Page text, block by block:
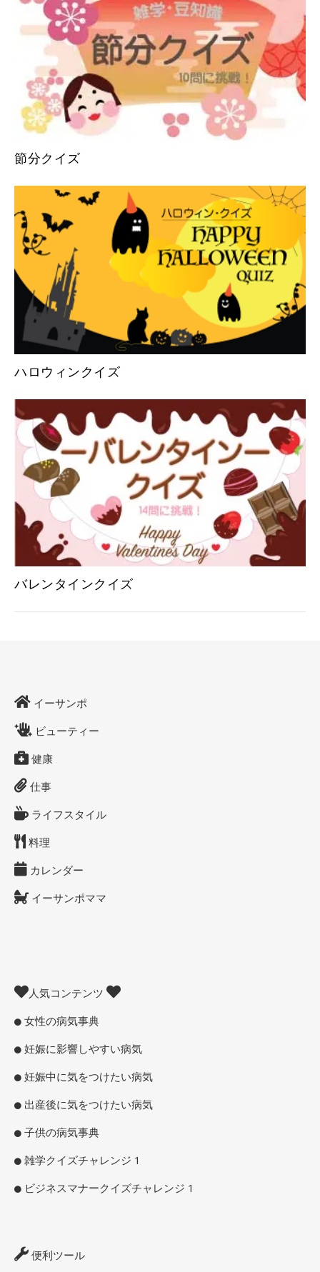
節分クイズ
ハロウィンクイズ
バレンタインクイズ
イーサンポ
ビューティー
健康
仕事
ライフスタイル
料理
カレンダー
イーサンポママ
人気コンテンツ
女性の病気事典
妊娠に影響しやすい病気
妊娠中に気をつけたい病気
出産後に気をつけたい病気
子供の病気事典
雑学クイズチャレンジ 1
ビジネスマナークイズチャレンジ 1
便利ツール